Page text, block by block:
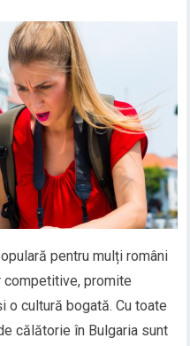
pentru mulți români
promite
o cultură bogată. Cu toate
călătorie în Bulgaria sunt